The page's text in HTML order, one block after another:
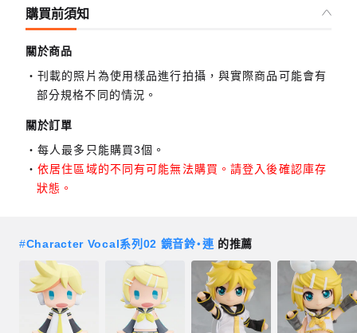
購買前須知
關於商品
刊載的照片為使用樣品進行拍攝，與實際商品可能會有
部分規格不同的情況。
關於訂單
每人最多只能購買3個。
依居住區域的不同有可能無法購買。請登入後確認庫存
狀態。
#Character Vocal系列02 鏡音鈴‧連 的推薦